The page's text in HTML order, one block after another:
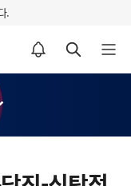
.
알림설정 바로가기 검색 바로가기 메뉴 열기